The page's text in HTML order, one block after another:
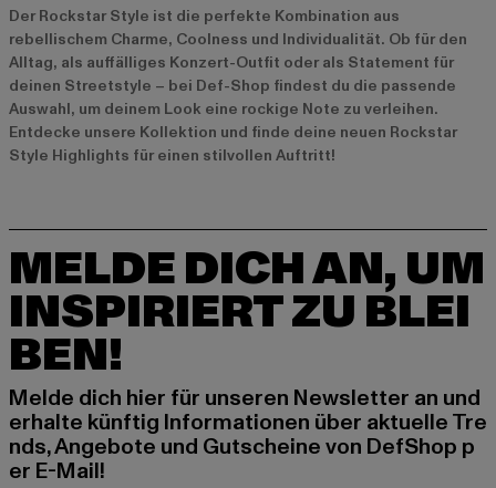
Der Rockstar Style ist die perfekte Kombination aus
rebellischem Charme, Coolness und Individualität. Ob für den
Alltag, als auffälliges Konzert-Outfit oder als Statement für
deinen Streetstyle – bei Def-Shop findest du die passende
Auswahl, um deinem Look eine rockige Note zu verleihen.
Entdecke unsere Kollektion und finde deine neuen Rockstar
Style Highlights für einen stilvollen Auftritt!
MELDE DICH AN, UM
INSPIRIERT ZU BLEI
BEN!
Melde dich hier für unseren Newsletter an und
erhalte künftig Informationen über aktuelle Tre
nds, Angebote und Gutscheine von DefShop p
er E-Mail!